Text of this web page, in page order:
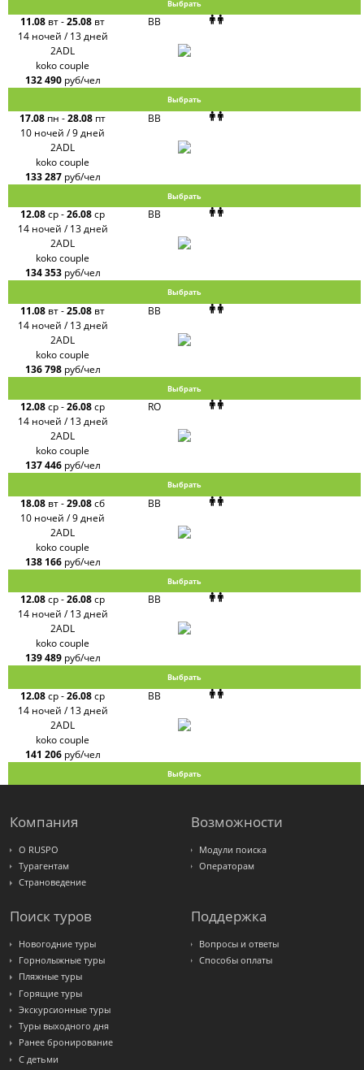
Выбрать
11.08 вт-25.08 вт
14 ночей / 13 дней
BB
2ADL
koko couple
132 490 руб/чел
Выбрать
17.08 пн -28.08 пт
10 ночей / 9 дней
BB
2ADL
koko couple
133 287 руб/чел
Выбрать
12.08ср-26.08ср
14 ночей / 13 дней
BB
2ADL
koko couple
134 353 руб/чел
Выбрать
11.08 вт-25.08 вт
14 ночей / 13 дней
BB
2ADL
koko couple
136 798 руб/чел
Выбрать
12.08ср-26.08ср
14 ночей / 13 дней
RO
2ADL
koko couple
137 446 руб/чел
Выбрать
18.08 вт-29.08сб
10 ночей / 9 дней
BB
2ADL
koko couple
138 166 руб/чел
Выбрать
12.08ср-26.08ср
14 ночей / 13 дней
BB
2ADL
koko couple
139 489 руб/чел
Выбрать
12.08ср-26.08ср
14 ночей / 13 дней
BB
2ADL
koko couple
141 206 руб/чел
Выбрать
Компания
О RUSPO
Турагентам
Страноведение
Возможности
Модули поиска
Операторам
Поиск туров
Новогодние туры
Горнолыжные туры
Пляжные туры
Горящие туры
Экскурсионные туры
Туры выходного дня
Ранее бронирование
С детьми
Поддержка
Вопросы и ответы
Способы оплаты